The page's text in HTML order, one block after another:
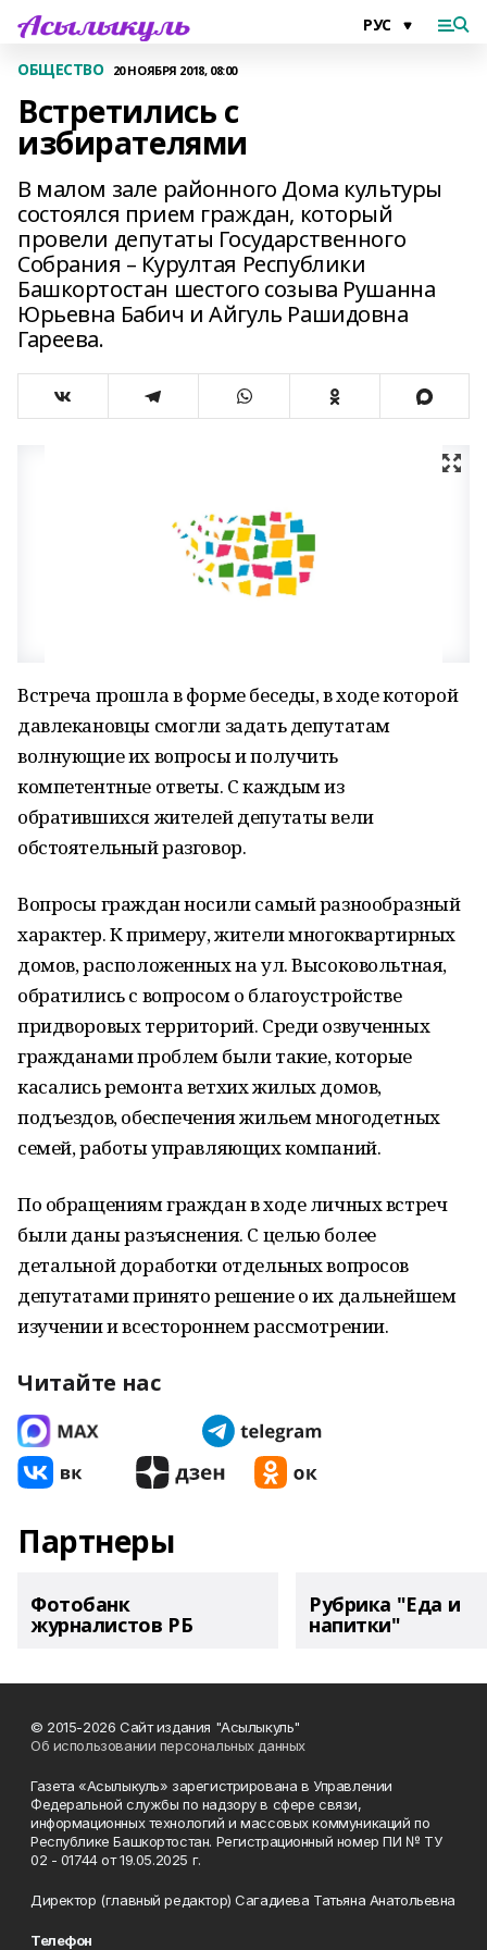
ОБЩЕСТВО 20 НОЯБРЯ 2018, 08:00
Встретились с
избирателями
В малом зале районного Дома культуры
состоялся прием граждан, который
провели депутаты Государственного
Собрания – Курултая Республики
Башкортостан шестого созыва Рушанна
Юрьевна Бабич и Айгуль Рашидовна
Гареева.
Встреча прошла в форме беседы, в ходе которой
давлекановцы смогли задать депутатам
волнующие их вопросы и получить
компетентные ответы. С каждым из
обратившихся жителей депутаты вели
обстоятельный разговор.
Вопросы граждан носили самый разнообразный
характер. К примеру, жители многоквартирных
домов, расположенных на ул. Высоковольтная,
обратились с вопросом о благоустройстве
придворовых территорий. Среди озвученных
гражданами проблем были такие, которые
касались ремонта ветхих жилых домов,
подъездов, обеспечения жильем многодетных
семей, работы управляющих компаний.
По обращениям граждан в ходе личных встреч
были даны разъяснения. С целью более
детальной доработки отдельных вопросов
депутатами принято решение о их дальнейшем
изучении и всестороннем рассмотрении.
Читайте нас
Партнеры
Фотобанк
журналистов РБ
Рубрика "Еда и
напитки"
© 2015-2026 Сайт издания "Асылыкуль"
Об использовании персональных данных
Газета «Асылыкуль» зарегистрирована в Управлении
Федеральной службы по надзору в сфере связи,
информационных технологий и массовых коммуникаций по
Республике Башкортостан. Регистрационный номер ПИ № ТУ
02 - 01744 от 19.05.2025 г.
Директор (главный редактор) Сагадиева Татьяна Анатольевна
Телефон